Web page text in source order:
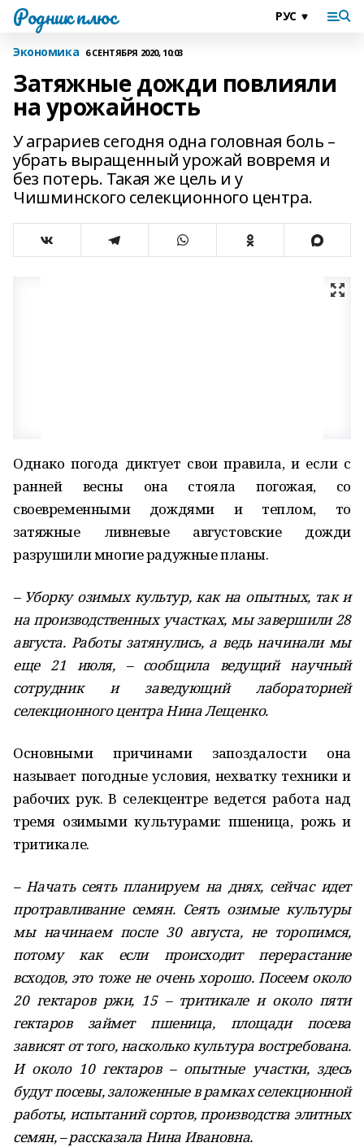
Родник плюс
Экономика 6 СЕНТЯБРЯ 2020, 10:03
Затяжные дожди повлияли
на урожайность
У аграриев сегодня одна головная боль –
убрать выращенный урожай вовремя и
без потерь. Такая же цель и у
Чишминского селекционного центра.
Однако погода диктует свои правила, и если с
ранней весны она стояла погожая, со
своевременными дождями и теплом, то
затяжные ливневые августовские дожди
разрушили многие радужные планы.
– Уборку озимых культур, как на опытных, так и
на производственных участках, мы завершили 28
августа. Работы затянулись, а ведь начинали мы
еще 21 июля, – сообщила ведущий научный
сотрудник и заведующий лабораторией
селекционного центра Нина Лещенко.
Основными причинами запоздалости она
называет погодные условия, нехватку техники и
рабочих рук. В селекцентре ведется работа над
тремя озимыми культурами: пшеница, рожь и
тритикале.
– Начать сеять планируем на днях, сейчас идет
протравливание семян. Сеять озимые культуры
мы начинаем после 30 августа, не торопимся,
потому как если происходит перерастание
всходов, это тоже не очень хорошо. Посеем около
20 гектаров ржи, 15 – тритикале и около пяти
гектаров займет пшеница, площади посева
зависят от того, насколько культура востребована.
И около 10 гектаров – опытные участки, здесь
будут посевы, заложенные в рамках селекционной
работы, испытаний сортов, производства элитных
семян, – рассказала Нина Ивановна.